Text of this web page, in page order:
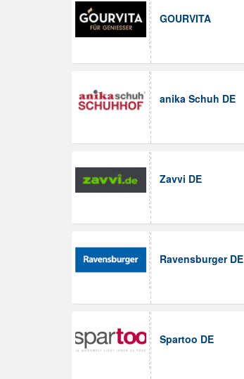
GOURVITA
anika Schuh DE
Zavvi DE
Ravensburger DE
Spartoo DE